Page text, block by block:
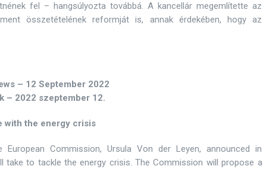
fel – hangsúlyozta továbbá. A kancellár megemlítette az
összetételének reformját is, annak érdekében, hogy az
– 12 September 2022
– 2022 szeptember 12.
with the energy crisis
Commission, Ursula Von der Leyen, announced in
take to tackle the energy crisis. The Commission will propose a